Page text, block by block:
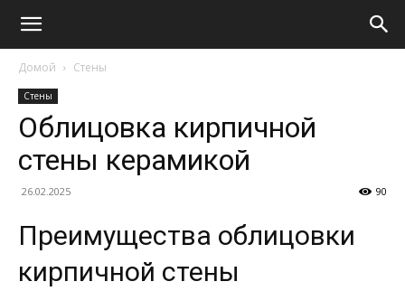
Домой Стены
Стены
Облицовка кирпичной
стены керамикой
26.02.2025 90
Преимущества облицовки
кирпичной стены